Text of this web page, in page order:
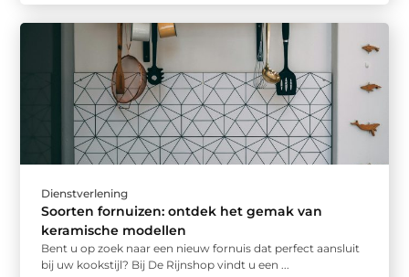
Dienstverlening
Soorten fornuizen: ontdek het gemak van
keramische modellen
Bent u op zoek naar een nieuw fornuis dat perfect aansluit
bij uw kookstijl? Bij De Rijnshop vindt u een ...